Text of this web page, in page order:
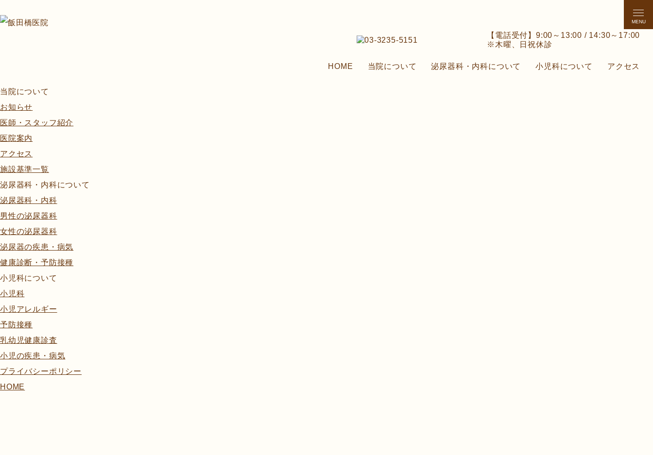
【電話受付】9:00～13:00 / 14:30～17:00
※木曜、日祝休診
HOME 当院について 泌尿器科・内科について 小児科について アクセス
MENU
当院について
お知らせ
医師・スタッフ紹介
医院案内
アクセス
施設基準一覧
泌尿器科・内科について
泌尿器科・内科
男性の泌尿器科
女性の泌尿器科
泌尿器の疾患・病気
健康診断・予防接種
小児科について
小児科
小児アレルギー
予防接種
乳幼児健康診査
小児の疾患・病気
プライバシーポリシー
HOME